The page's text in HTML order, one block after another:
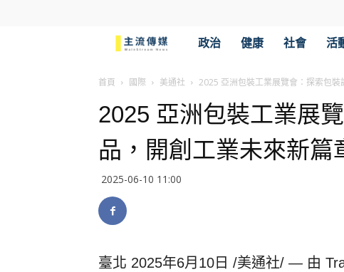
傳
媒
政治 健康 社會 活
首頁 國際 美通社 2025 亞洲包裝工業展覽會：探索包
2025 亞洲包裝工業展
品，開創工業未來新篇
2025-06-10 11:00
臺北 2025年6月10日 /美通社/ — 由